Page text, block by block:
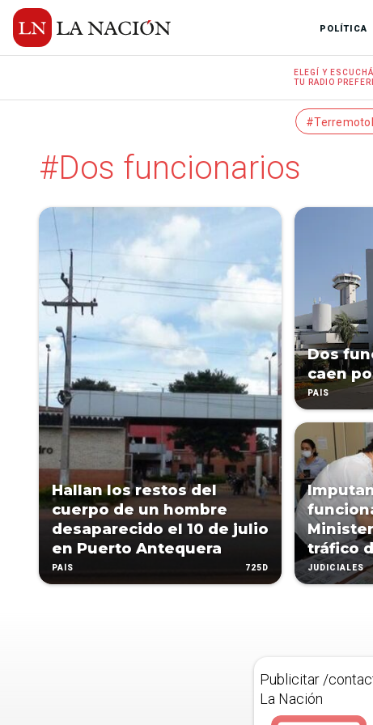
POLÍTICA
ELEGÍ Y ESCUCHÁ
TU RADIO
#Dos funcionarios
Hallan los restos del
cuerpo de un hombre
desaparecido el 10 de julio
en Puerto Antequera
PAÍS 725D
Dos
caen
PAÍS
tráfico
JUDICIALES
Publicitar /
La Nación